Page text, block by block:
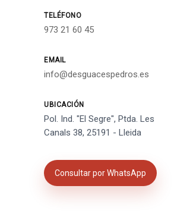
TELÉFONO
973 21 60 45
EMAIL
info@desguacespedros.es
UBICACIÓN
Pol. Ind. "El Segre", Ptda. Les
Canals 38, 25191 - Lleida
Consultar por WhatsApp